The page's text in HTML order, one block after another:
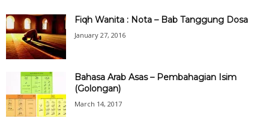
Fiqh Wanita : Nota – Bab Tanggung Dosa
January 27, 2016
Bahasa Arab Asas – Pembahagian Isim
(Golongan)
March 14, 2017